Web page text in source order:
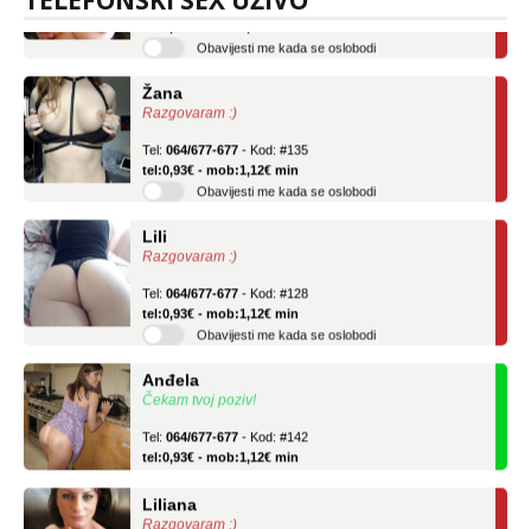
tel:0,93€ - mob:1,12€ min
Obavijesti me kada se oslobodi
Žana
Razgovaram :)
tel:0,93€ - mob:1,12€ min
Obavijesti me kada se oslobodi
Razgovaram :)
tel:0,93€ - mob:1,12€ min
Obavijesti me kada se oslobodi
Čekam tvoj poziv!
tel:0,93€ - mob:1,12€ min
Razgovaram :)